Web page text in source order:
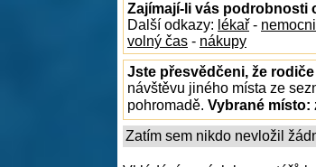
Zajímají-li vás podrobnosti
Další odkazy: lékař -
volný čas - nákupy
Jste přesvědčeni, že
návštěvu jiného místa ze
pohromadě. Vybrané místo:
Zatím sem nikdo nevložil